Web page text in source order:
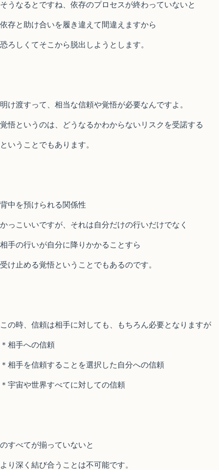
そうなるとですね、依存のプロセスが終わっていないと
依存と助け合いを履き違えて間違えますから
恐ろしくてそこから脱出しようとします。
明け渡すって、相当な信頼や覚悟が必要なんですよ。
覚悟というのは、どうなるかわからないリスクを受諾する
ということでもあります。
背中を預けられる関係性
かっこいいですが、それは自分だけの行いだけでなく
相手の行いが自分に降りかかることすら
受け止める覚悟ということでもあるのです。
この時、信頼は相手に対しても、もちろん必要となりますが
＊相手への信頼
＊相手を信頼することを選択した自分への信頼
＊宇宙や世界すべてに対しての信頼
のすべてが揃っていないと
より深く結び合うことは不可能です。